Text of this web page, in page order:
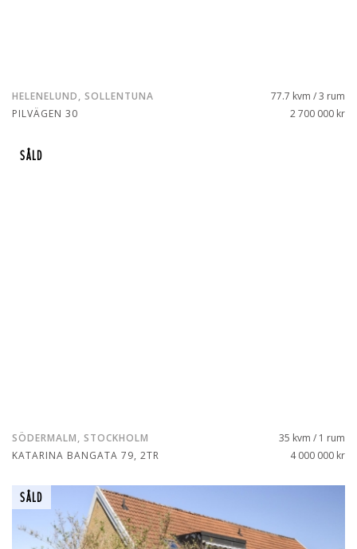
HELENELUND, SOLLENTUNA
PILVÄGEN 30
77.7 kvm / 3 rum
2 700 000 kr
SÅLD
SÖDERMALM, STOCKHOLM
KATARINA BANGATA 79, 2TR
35 kvm / 1 rum
4 000 000 kr
SÅLD